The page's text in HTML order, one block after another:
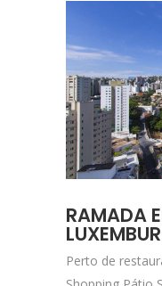
RAMADA
Perto de